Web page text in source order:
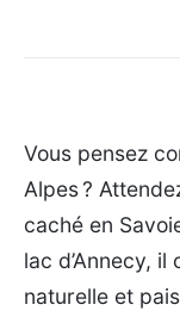
Vous pensez
Alpes ?
caché en
lac d’Annecy,
naturelle et